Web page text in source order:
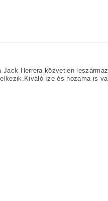
Herrera közvetlen
íze és hozama is